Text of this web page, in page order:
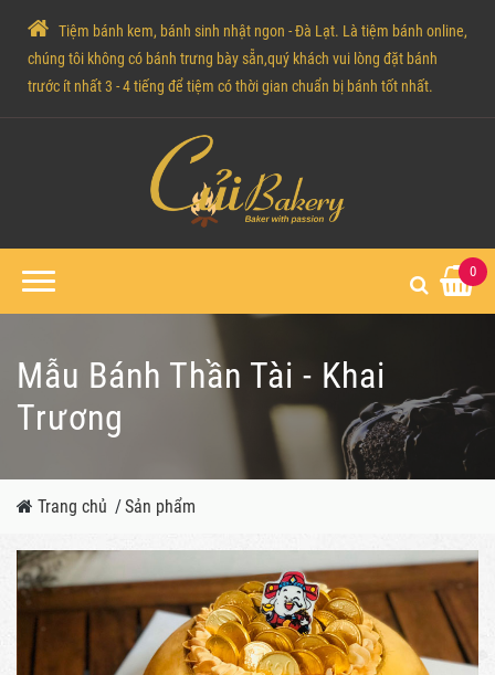
Tiệm bánh kem, bánh sinh nhật ngon - Đà Lạt. Là tiệm bánh online,
chúng tôi không có bánh trưng bày sẵn,quý khách vui lòng đặt bánh
trước ít nhất 3 - 4 tiếng để tiệm có thời gian chuẩn bị bánh tốt nhất.
0
Mẫu Bánh Thần Tài - Khai
Trương
Trang chủ /Sản phẩm